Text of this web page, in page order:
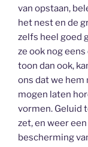
van opstaan,
het nest en de
zelfs heel goed
ze ook nog
toon dan ook,
ons dat we hem
mogen laten
vormen. Geluid
zet, en weer
bescherming